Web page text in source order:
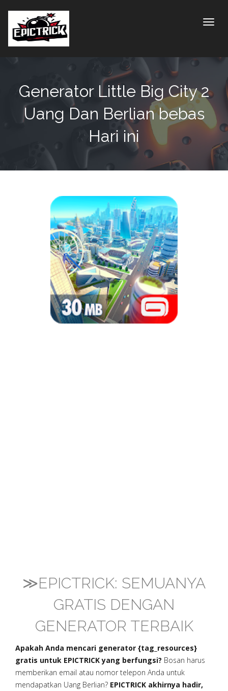
Generator Little Big City 2
Uang Dan Berlian bebas
Hari ini
≫EPICTRICK: SEMUANYA
GRATIS DENGAN
GENERATOR TERBAIK
Apakah Anda mencari generator {tag_resources}
gratis untuk EPICTRICK yang berfungsi? Bosan harus
memberikan email atau nomor telepon Anda untuk
mendapatkan Uang Berlian? EPICTRICK akhirnya hadir,